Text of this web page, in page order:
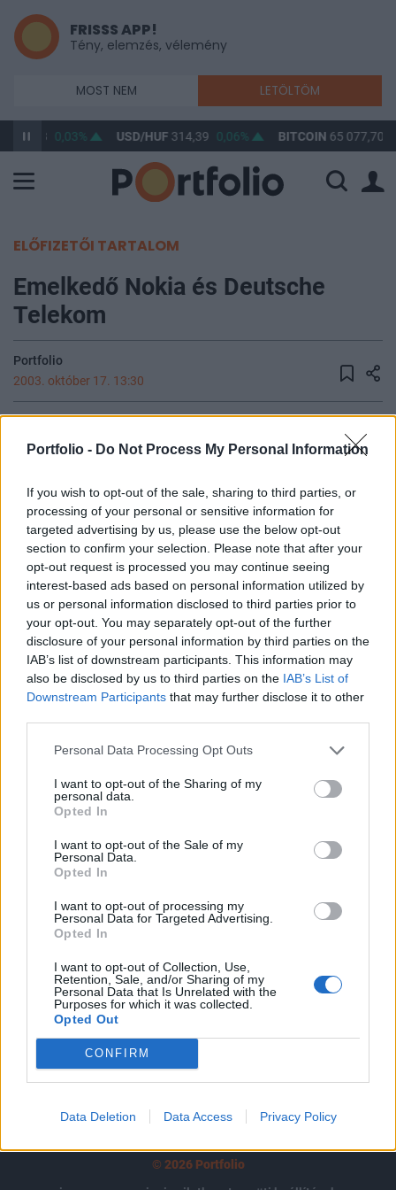
Portfolio - Do Not Process My Personal Information
If you wish to opt-out of the sale, sharing to third parties, or
processing of your personal or sensitive information for
targeted advertising by us, please use the below opt-out
section to confirm your selection. Please note that after your
opt-out request is processed you may continue seeing
interest-based ads based on personal information utilized by
us or personal information disclosed to third parties prior to
your opt-out. You may separately opt-out of the further
disclosure of your personal information by third parties on the
IAB’s list of downstream participants. This information may
also be disclosed by us to third parties on the IAB’s List of
Downstream Participants that may further disclose it to other
Personal Data Processing Opt Outs
I want to opt-out of the Sharing of my
personal data.
Opted In
I want to opt-out of the Sale of my
Personal Data.
Opted In
I want to opt-out of processing my
Personal Data for Targeted Advertising.
Opted In
I want to opt-out of Collection, Use,
Retention, Sale, and/or Sharing of my
Personal Data that Is Unrelated with the
Purposes for which it was collected.
Opted Out
CONFIRM
Data Deletion Data Access Privacy Policy
FRISSS APP!
Tény, elemzés, vélemény
MOST NEM LETÖLTÖM
363,28 0,03% USD/HUF 314,39 0,06% BITCOIN 65 077,70
ELŐFIZETŐI TARTALOM
Emelkedő Nokia és Deutsche
Telekom
Portfolio
2003. október 17. 13:30
európai részvénypiacok, az irányadó indexek
Szektorszinten a technológia a legerősebb,
gyengélkednek a kiskereskedők.
Megerősítette a Goldman Sachs a Nokia részvényeire
vonatkozó vételi ajánlását a társaság gyorsjelentését
követően, a finn mobilkészülék-gyártó 3.2%-kal értékelődött
fel a délelőtt nyerteseként. Várhatóan 3.8 milliárd euró
értékben bocsát ki részvényt a Münchener Rück - jelentette
be ma a világ első számú viszontbiztosítójának számító
társaság. A...
KEDVES OLVASÓNK!
tartozik, melynek olvasása előfizetéses
regisztrációhoz kötött.
Az előfizetés a következőket tartalmazza:
Portfolio.hu teljes cikkarchívum
kötéslistái
Előfizetés
MÁR ELŐFIZETŐNK VAGY?
© 2026 Portfolio